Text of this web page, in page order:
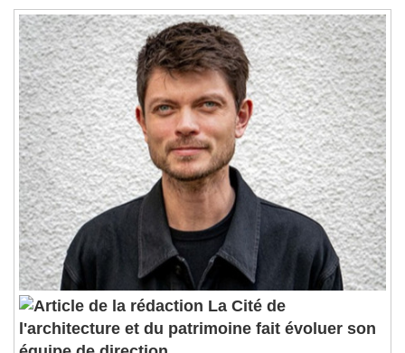
Loaded:0%
Stream TypeLIVE
Seek to live, currently behind liveLIVE
Remaining Time-0:00
1x
Playback Rate
Chapters
Chapters
Descriptions
descriptions off
, selected
Subtitles
subtitles settings
, opens subtitles
settings dialog
subtitles off, selected
Audio Track
La Cité de
l'architecture et du patrimoine fait évoluer son